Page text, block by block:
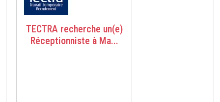
TECTRA recherche un(e)
Réceptionniste à Ma...